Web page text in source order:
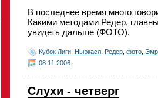
В последнее время много
Какими методами Редер,
увидеть дальше (ФОТО).
Кубок Лиги Ньюкасл Редер фото
08.11.2006
Слухи - четверг